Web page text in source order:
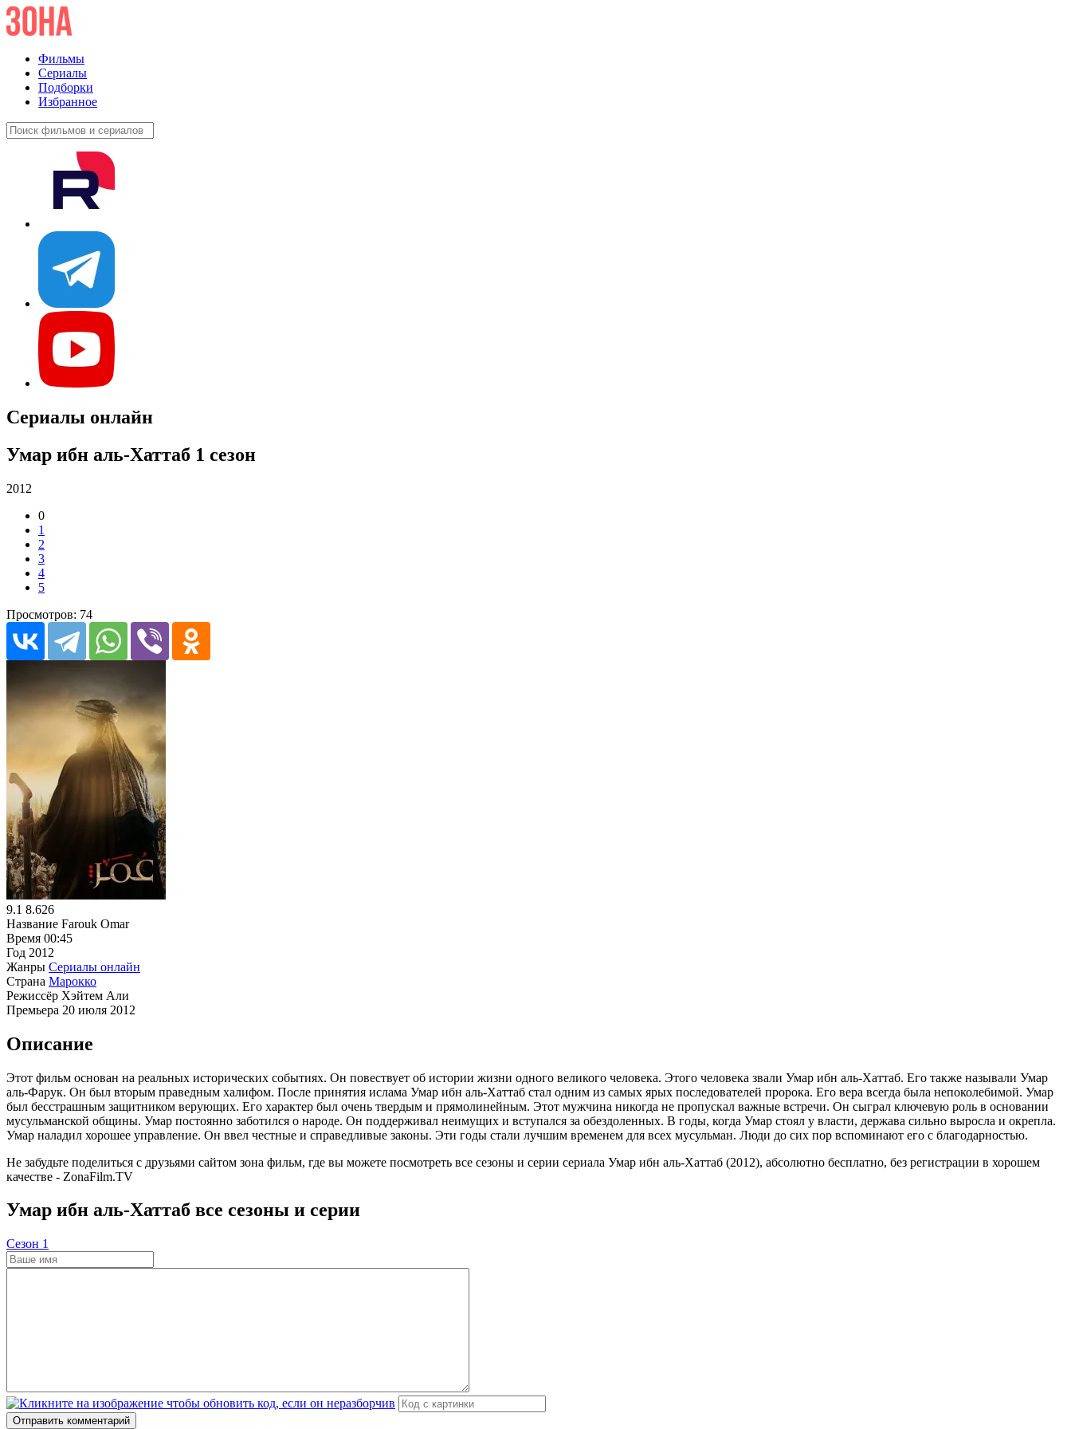
Фильмы
Сериалы
Подборки
Избранное
Сериалы онлайн
Умар ибн аль-Хаттаб 1 сезон
2012
0
1
2
3
4
5
Просмотров: 74
9.1 8.626
Название Farouk Omar
Время 00:45
Год 2012
Жанры Сериалы онлайн
Страна Марокко
Режиссёр Хэйтем Али
Премьера 20 июля 2012
Описание
Этот фильм основан на реальных исторических событиях. Он повествует об истории жизни одного великого человека. Этого человека звали Умар ибн аль-Хаттаб. Его также называли Умар
аль-Фарук. Он был вторым праведным халифом. После принятия ислама Умар ибн аль-Хаттаб стал одним из самых ярых последователей пророка. Его вера всегда была непоколебимой. Умар
был бесстрашным защитником верующих. Его характер был очень твердым и прямолинейным. Этот мужчина никогда не пропускал важные встречи. Он сыграл ключевую роль в основании
мусульманской общины. Умар постоянно заботился о народе. Он поддерживал неимущих и вступался за обездоленных. В годы, когда Умар стоял у власти, держава сильно выросла и окрепла.
Умар наладил хорошее управление. Он ввел честные и справедливые законы. Эти годы стали лучшим временем для всех мусульман. Люди до сих пор вспоминают его с благодарностью.
Не забудьте поделиться с друзьями сайтом зона фильм, где вы можете посмотреть все сезоны и серии сериала Умар ибн аль-Хаттаб (2012), абсолютно бесплатно, без регистрации в хорошем
качестве - ZonaFilm.TV
Умар ибн аль-Хаттаб все сезоны и серии
Cезон 1
Отправить комментарий